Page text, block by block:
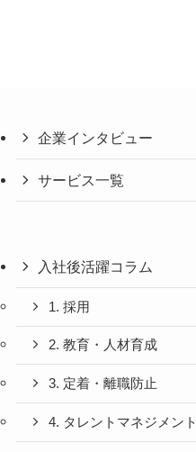
企業インタビュー
サービス一覧
入社後活躍コラム
1. 採用
2. 教育・人材育成
3. 定着・離職防止
4. タレントマネジメント